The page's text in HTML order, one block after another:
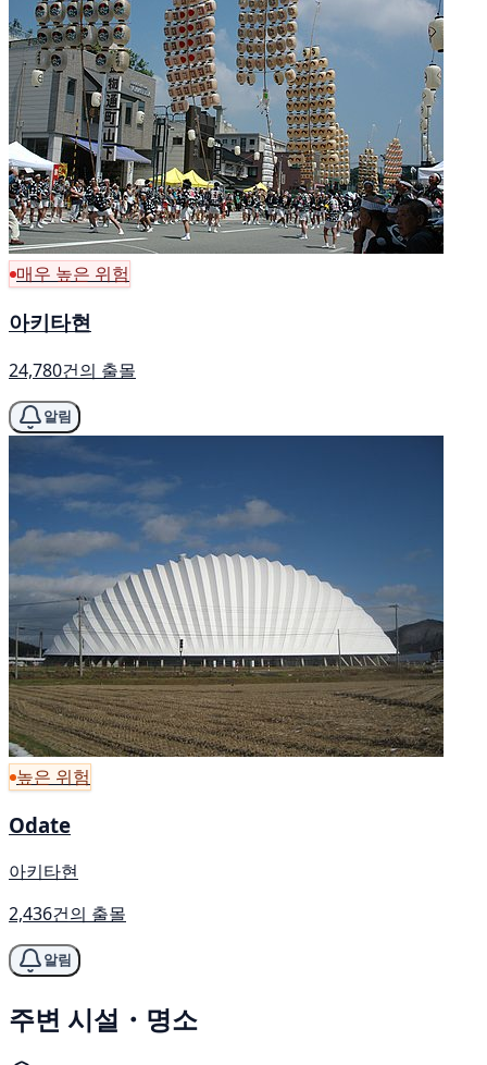
매우 높은 위험
아키타현
24,780건의 출몰
알림
높은 위험
Odate
아키타현
2,436건의 출몰
알림
주변 시설・명소